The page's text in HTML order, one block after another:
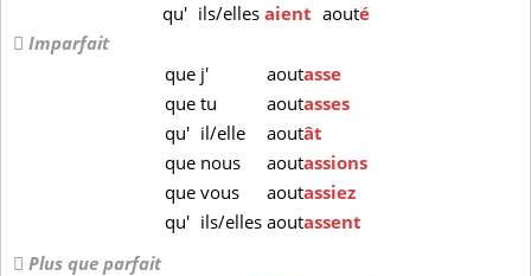
qu' ils/elles aient aouté
Imparfait
que j' aoutasse
que tu aoutasses
qu' il/elle aoutât
que nous aoutassions
que vous aoutassiez
qu' ils/elles aoutassent
Plus que parfait